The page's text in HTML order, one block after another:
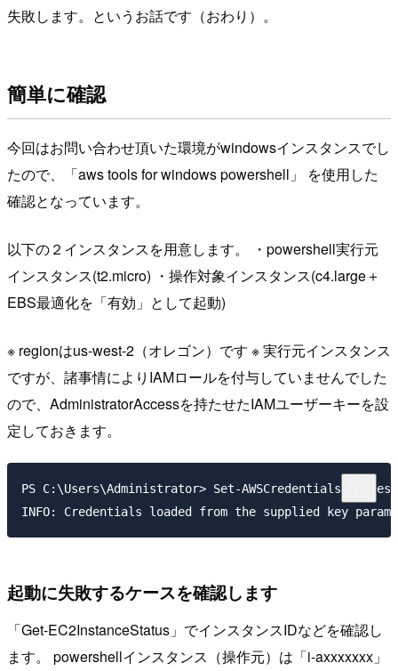
失敗します。というお話です（おわり）。
簡単に確認
今回はお問い合わせ頂いた環境がwindowsインスタンスでし
たので、「aws tools for windows powershell」 を使用した
確認となっています。
以下の２インスタンスを用意します。 ・powershell実行元
インスタンス(t2.micro) ・操作対象インスタンス(c4.large＋
EBS最適化を「有効」として起動)
※ regionはus-west-2（オレゴン）です ※ 実行元インスタンス
ですが、諸事情によりIAMロールを付与していませんでした
ので、AdministratorAccessを持たせたIAMユーザーキーを設
定しておきます。
PS C:\Users\Administrator> Set-AWSCredentials -
起動に失敗するケースを確認します
「Get-EC2InstanceStatus」でインスタンスIDなどを確認し
ます。 powershellインスタンス（操作元）は「i-axxxxxxx」